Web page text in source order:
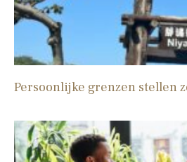
Persoonlijke grenzen stellen